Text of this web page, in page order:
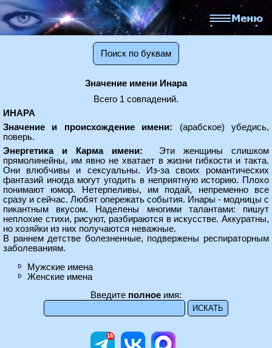
Поиск по буквам
Значение имени Инара
Всего 1 совпадений.
ИНАРА
Значение и происхождение имени: (арабское) убедись,
поверь.
Энергетика и Карма имени:
Эти женщины слишком
прямолинейны, им явно не хватает в жизни гибкости и такта.
Они влюбчивы и сексуальны. Из-за своих романтических
фантазий иногда могут угодить в неприятную историю. Плохо
понимают юмор. Нетерпеливы, им подай, непременно все
сразу и сейчас. Любят опережать события. Инары - модницы с
пикантным вкусом. Наделены многими талантами: пишут
неплохие стихи, рисуют, разбираются в искусстве. Аккуратны,
но хозяйки из них получаются неважные.
В раннем детстве болезненные, подвержены респираторным
заболеваниям.
Мужские имена
Женские имена
Введите полное имя: